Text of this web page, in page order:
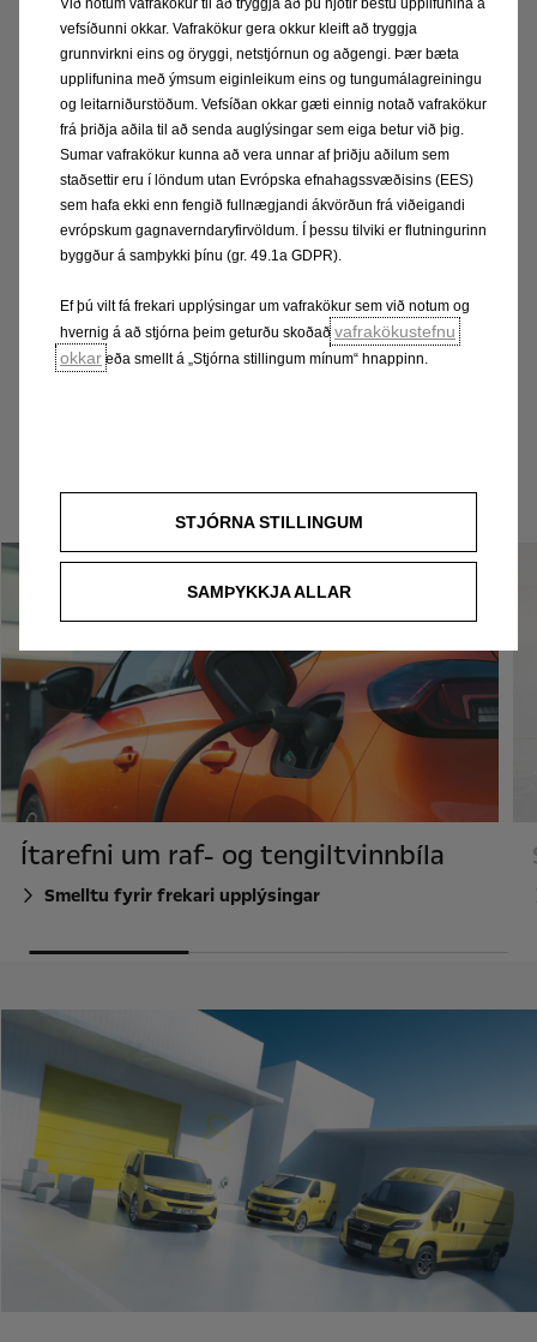
Vivaro-e
Vivaro-e
Combo-e
Combo-e
Kynntu þér Opel á íslandi
Ítarefni um raf- og tengiltvinnbíla
Smelltu fyrir frekari upplýsingar
Við notum vafrakökur til að tryggja að þú njótir bestu upplifunina á
vefsíðunni okkar. Vafrakökur gera okkur kleift að tryggja
grunnvirkni eins og öryggi, netstjórnun og aðgengi. Þær bæta
upplifunina með ýmsum eiginleikum eins og tungumálagreiningu
og leitarniðurstöðum. Vefsíðan okkar gæti einnig notað vafrakökur
frá þriðja aðila til að senda auglýsingar sem eiga betur við þig.
Sumar vafrakökur kunna að vera unnar af þriðju aðilum sem
staðsettir eru í löndum utan Evrópska efnahagssvæðisins (EES)
sem hafa ekki enn fengið fullnægjandi ákvörðun frá viðeigandi
evrópskum gagnaverndaryfirvöldum. Í þessu tilviki er flutningurinn
byggður á samþykki þínu (gr. 49.1a GDPR).
Ef þú vilt fá frekari upplýsingar um vafrakökur sem við notum og
hvernig á að stjórna þeim geturðu skoðað vafrakökustefnu
okkar eða smellt á „Stjórna stillingum mínum“ hnappinn.
STJÓRNA STILLINGUM
SAMÞYKKJA ALLAR